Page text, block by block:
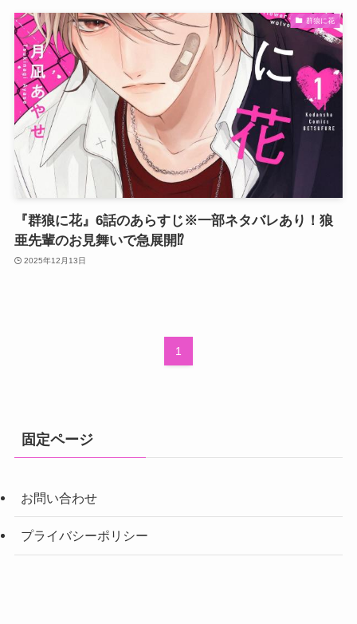
群狼に花
『群狼に花』6話のあらすじ※一部ネタバレあり！狼
亜先輩のお見舞いで急展開⁉
2025年12月13日
1
固定ページ
お問い合わせ
プライバシーポリシー